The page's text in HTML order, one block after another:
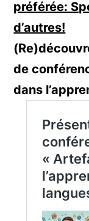
préférée:
d’autres!
de
dans